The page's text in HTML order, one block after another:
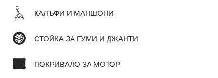
КАЛЪФИ И МАНШОНИ
СТОЙКА ЗА ГУМИ И ДЖАНТИ
ПОКРИВАЛО ЗА МОТОР